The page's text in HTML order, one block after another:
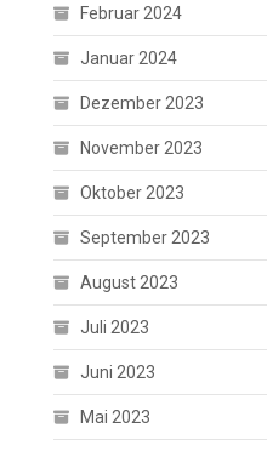
Februar 2024
Januar 2024
Dezember 2023
November 2023
Oktober 2023
September 2023
August 2023
Juli 2023
Juni 2023
Mai 2023